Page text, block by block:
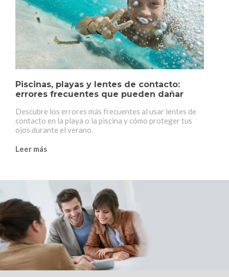
Piscinas, playas y lentes de contacto:
errores frecuentes que pueden dañar
Descubre los errores más frecuentes al usar lentes de
contacto en la playa o la piscina y cómo proteger tus
ojos durante el verano.
Leer más